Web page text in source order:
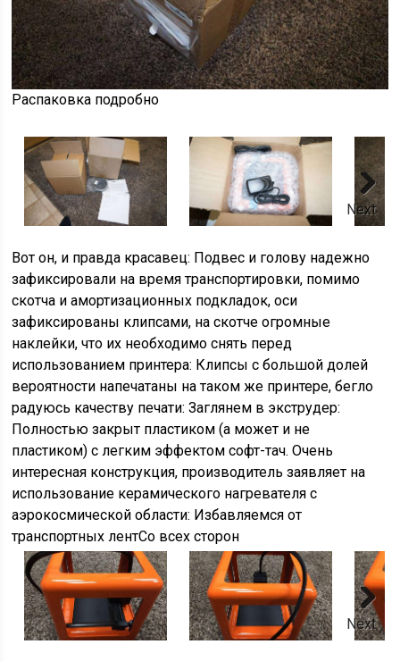
Распаковка подробно
Next
Вот он, и правда красавец: Подвес и голову надежно
зафиксировали на время транспортировки, помимо
скотча и амортизационных подкладок, оси
зафиксированы клипсами, на скотче огромные
наклейки, что их необходимо снять перед
использованием принтера: Клипсы с большой долей
вероятности напечатаны на таком же принтере, бегло
радуюсь качеству печати: Заглянем в экструдер:
Полностью закрыт пластиком (а может и не
пластиком) с легким эффектом софт-тач. Очень
интересная конструкция, производитель заявляет на
использование керамического нагревателя с
аэрокосмической области: Избавляемся от
транспортных лентСо всех сторон
Next